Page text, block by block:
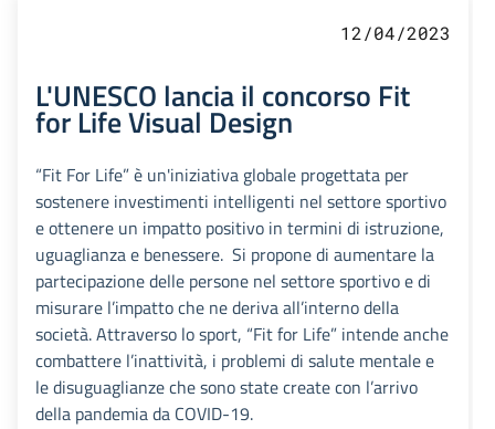
12/04/2023
L'UNESCO lancia il concorso Fit
for Life Visual Design
“Fit For Life” è un'iniziativa globale progettata per
sostenere investimenti intelligenti nel settore sportivo
e ottenere un impatto positivo in termini di istruzione,
uguaglianza e benessere. Si propone di aumentare la
partecipazione delle persone nel settore sportivo e di
misurare l’impatto che ne deriva all’interno della
società. Attraverso lo sport, “Fit for Life” intende anche
combattere l’inattività, i problemi di salute mentale e
le disuguaglianze che sono state create con l’arrivo
della pandemia da COVID-19.